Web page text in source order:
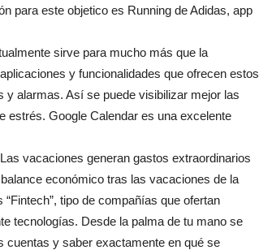
para este objetico es Running de Adidas, app
sirve para mucho más que la
y funcionalidades que ofrecen estos
y alarmas. Así se puede visibilizar mejor las
estrés. Google Calendar es una excelente
Las vacaciones generan gastos extraordinarios
económico tras las vacaciones de la
tipo de compañías que ofertan
tecnologías. Desde la palma de tu mano se
cuentas y saber exactamente en qué se